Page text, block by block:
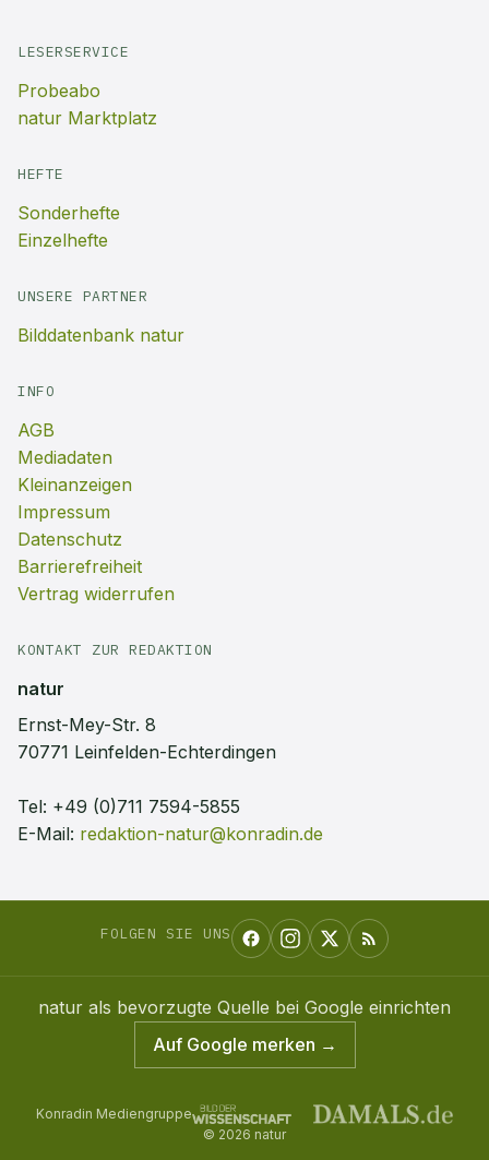
LESERSERVICE
Probeabo
natur Marktplatz
HEFTE
Sonderhefte
Einzelhefte
UNSERE PARTNER
Bilddatenbank natur
INFO
AGB
Mediadaten
Kleinanzeigen
Impressum
Datenschutz
Barrierefreiheit
Vertrag widerrufen
KONTAKT ZUR REDAKTION
natur
Ernst-Mey-Str. 8
70771 Leinfelden-Echterdingen
Tel: +49 (0)711 7594-5855
E-Mail: redaktion-natur@konradin.de
FOLGEN SIE UNS
natur als bevorzugte Quelle bei Google einrichten
Auf Google merken →
Konradin Mediengruppe
© 2026 natur